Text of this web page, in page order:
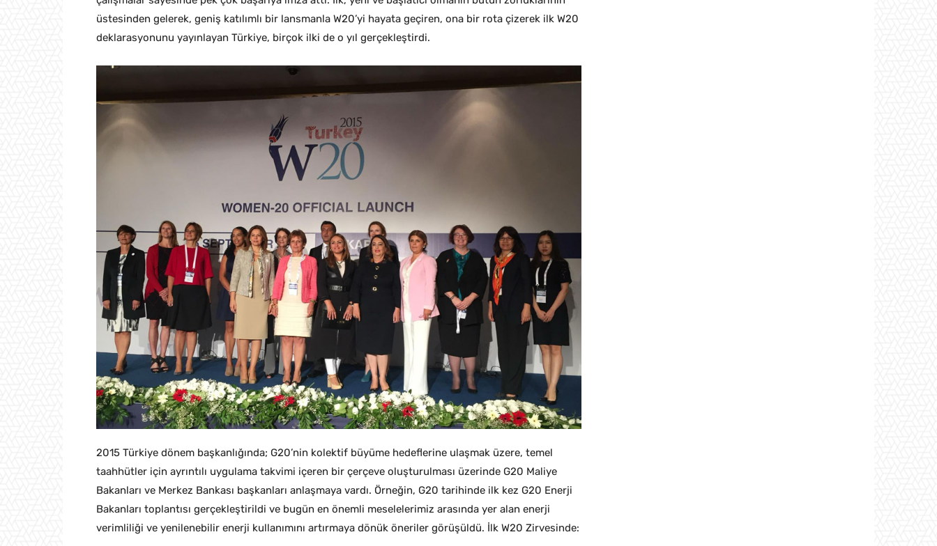
üstesinden gelerek, geniş katılımlı bir lansmanla W20’yi hayata geçiren, ona bir rota çizerek ilk W20
deklarasyonunu yayınlayan Türkiye, birçok ilki de o yıl gerçekleştirdi.
​2015 Türkiye dönem başkanlığında; G20’nin kolektif büyüme hedeflerine ulaşmak üzere, temel
taahhütler için ayrıntılı uygulama takvimi içeren bir çerçeve oluşturulması üzerinde G20 Maliye
Bakanları ve Merkez Bankası başkanları anlaşmaya vardı. Örneğin, G20 tarihinde ilk kez G20 Enerji
Bakanları toplantısı gerçekleştirildi ve bugün en önemli meselelerimiz arasında yer alan enerji
verimliliği ve yenilenebilir enerji kullanımını artırmaya dönük öneriler görüşüldü. İlk W20 Zirvesinde: